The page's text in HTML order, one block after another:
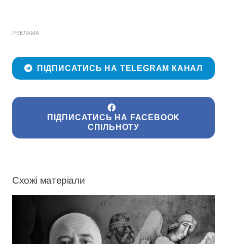
РЕКЛАМА
ПІДПИСАТИСЬ НА TELEGRAM КАНАЛ
ПІДПИСАТИСЬ НА FACEBOOK
СПІЛЬНОТУ
Схожі матеріали